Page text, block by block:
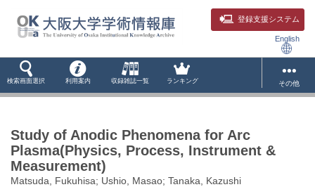
登録支援システム
English
検索画面選択 利用案内 収録雑誌一覧 ランキング その他
Study of Anodic Phenomena for Arc
Plasma(Physics, Process, Instrument &
Measurement)
Matsuda, Fukuhisa; Ushio, Masao; Tanaka, Kazushi